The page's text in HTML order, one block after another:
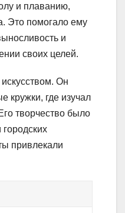
и плаванию,
Это помогало ему
и
своих целей.
Он
кружки, где изучал
творчество было
привлекали